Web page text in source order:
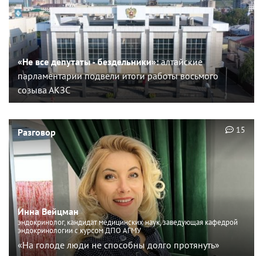
«Не все депутаты - бездельники»:алтайские
парламентарии подвели итоги работы восьмого
созыва АКЗС
Разговор
Инна Вейцман
эндокринолог, кандидат медицинских наук, заведующая кафедрой
эндокринологии с курсом ДПО АГМУ
«На голоде люди не способны долго протянуть»
15